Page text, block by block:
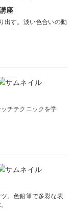
座
出す。淡い色合いの動
チテクニックを学
。色鉛筆で多彩な表